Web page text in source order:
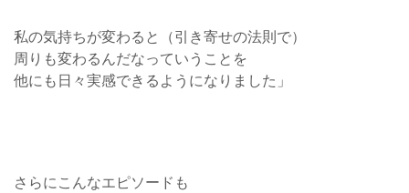
私の気持ちが変わると（引き寄せの法則で）
周りも変わるんだなっていうことを
他にも日々実感できるようになりました」
さらにこんなエピソードも